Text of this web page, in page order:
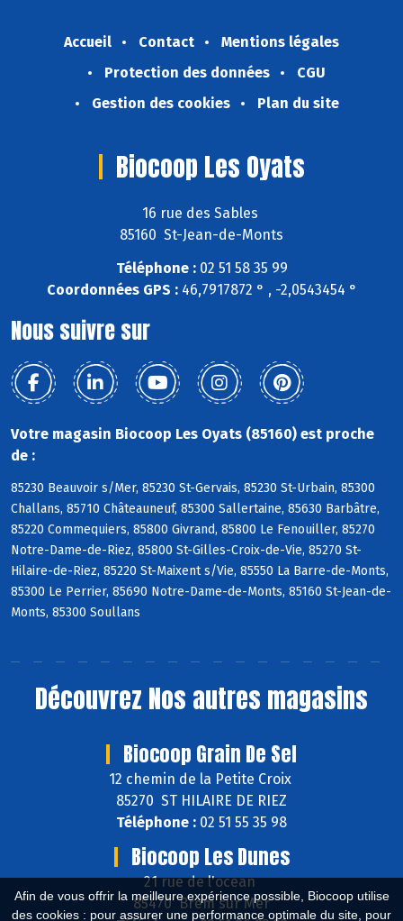
Afin de vous offrir la meilleure expérience possible, Biocoop utilise
des cookies : pour assurer une performance optimale du site, pour
Accueil Contact
Mentions légales
Protection des données
CGU
Gestion des cookies
Plan du site
Biocoop Les Oyats
16 rue des Sables
85160 St-Jean-de-Monts
Téléphone :02 51 58 35 99
Coordonnées GPS :46,7917872 ° , -2,0543454 °
Nous suivre sur
Votre magasin Biocoop Les Oyats (85160) est proche
de :
85230 Beauvoir s/Mer, 85230 St-Gervais, 85230 St-Urbain, 85300
Challans, 85710 Châteauneuf, 85300 Sallertaine, 85630 Barbâtre,
85220 Commequiers, 85800 Givrand, 85800 Le Fenouiller, 85270
Notre-Dame-de-Riez, 85800 St-Gilles-Croix-de-Vie, 85270 St-
Hilaire-de-Riez, 85220 St-Maixent s/Vie, 85550 La Barre-de-Monts,
85300 Le Perrier, 85690 Notre-Dame-de-Monts, 85160 St-Jean-de-
Monts, 85300 Soullans
Découvrez Nos autres magasins
Biocoop Grain De Sel
12 chemin de la Petite Croix
85270 ST HILAIRE DE RIEZ
Téléphone : 02 51 55 35 98
Biocoop Les Dunes
21 rue de l'ocean
85470 Brem sur Mer